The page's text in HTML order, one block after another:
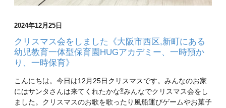
2024年12月25日
クリスマス会をしました《大阪市西区,新町にある
幼児教育一体型保育園HUGアカデミー、一時預か
り、一時保育》
こんにちは。今日は12月25日クリスマスです。みんなのお家
にはサンタさんは来てくれたかな⁈みんなでクリスマス会をし
ました。クリスマスのお歌を歌ったり風船運びゲームやお菓子